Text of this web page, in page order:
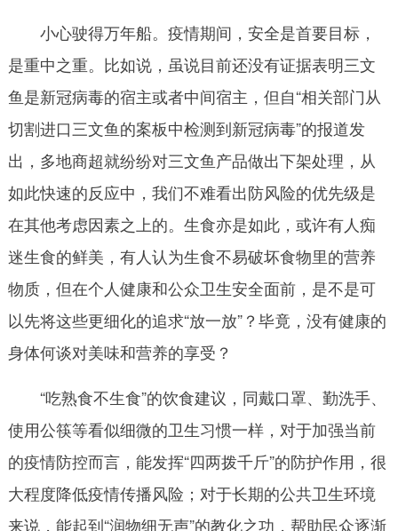
小心驶得万年船。疫情期间，安全是首要目标，
是重中之重。比如说，虽说目前还没有证据表明三文
鱼是新冠病毒的宿主或者中间宿主，但自“相关部门从
切割进口三文鱼的案板中检测到新冠病毒”的报道发
出，多地商超就纷纷对三文鱼产品做出下架处理，从
如此快速的反应中，我们不难看出防风险的优先级是
在其他考虑因素之上的。生食亦是如此，或许有人痴
迷生食的鲜美，有人认为生食不易破坏食物里的营养
物质，但在个人健康和公众卫生安全面前，是不是可
以先将这些更细化的追求“放一放”？毕竟，没有健康的
身体何谈对美味和营养的享受？
“吃熟食不生食”的饮食建议，同戴口罩、勤洗手、
使用公筷等看似细微的卫生习惯一样，对于加强当前
的疫情防控而言，能发挥“四两拨千斤”的防护作用，很
大程度降低疫情传播风险；对于长期的公共卫生环境
来说，能起到“润物细无声”的教化之功，帮助民众逐渐